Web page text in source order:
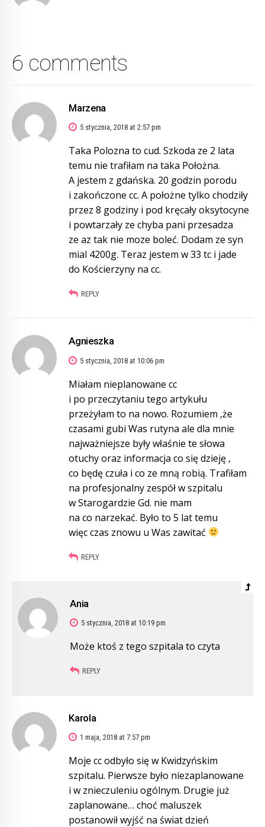
6 comments
Marzena
5 stycznia, 2018 at 2:57 pm
Taka Polozna to cud. Szkoda ze 2 lata
temu nie trafiłam na taka Położna.
A jestem z gdańska. 20 godzin porodu
i zakończone cc. A położne tylko chodziły
przez 8 godziny i pod kręcały oksytocyne
i powtarzały ze chyba pani przesadza
ze az tak nie moze boleć. Dodam ze syn
mial 4200g. Teraz jestem w 33 tc i jade
do Kościerzyny na cc.
REPLY
Agnieszka
5 stycznia, 2018 at 10:06 pm
Miałam nieplanowane cc
i po przeczytaniu tego artykułu
przeżyłam to na nowo. Rozumiem ,że
czasami gubi Was rutyna ale dla mnie
najważniejsze były właśnie te słowa
otuchy oraz informacja co się dzieję ,
co będę czuła i co ze mną robią. Trafiłam
na profesjonalny zespół w szpitalu
w Starogardzie Gd. nie mam
na co narzekać. Było to 5 lat temu
więc czas znowu u Was zawitać
REPLY
Ania
5 stycznia, 2018 at 10:19 pm
Może ktoś z tego szpitala to czyta
REPLY
Karola
1 maja, 2018 at 7:57 pm
Moje cc odbyło się w Kwidzyńskim
szpitalu. Pierwsze było niezaplanowane
i w znieczuleniu ogólnym. Drugie już
zaplanowane… choć maluszek
postanowił wyjść na świat dzień